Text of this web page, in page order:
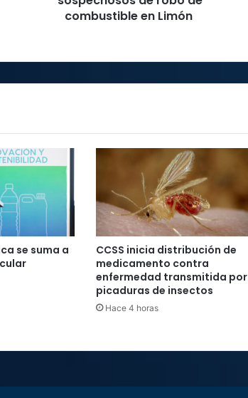
combustible en Limón
se suma a
CCSS inicia distribución de
medicamento contra
enfermedad transmitida por
picaduras de insectos
Hace 4 horas